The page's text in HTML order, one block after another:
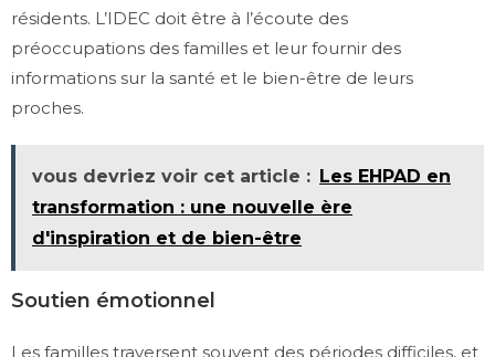
résidents. L’IDEC doit être à l’écoute des
préoccupations des familles et leur fournir des
informations sur la santé et le bien-être de leurs
proches.
vous devriez voir cet article : Les EHPAD en
transformation : une nouvelle ère
d'inspiration et de bien-être
Soutien émotionnel
Les familles traversent souvent des périodes difficiles, et